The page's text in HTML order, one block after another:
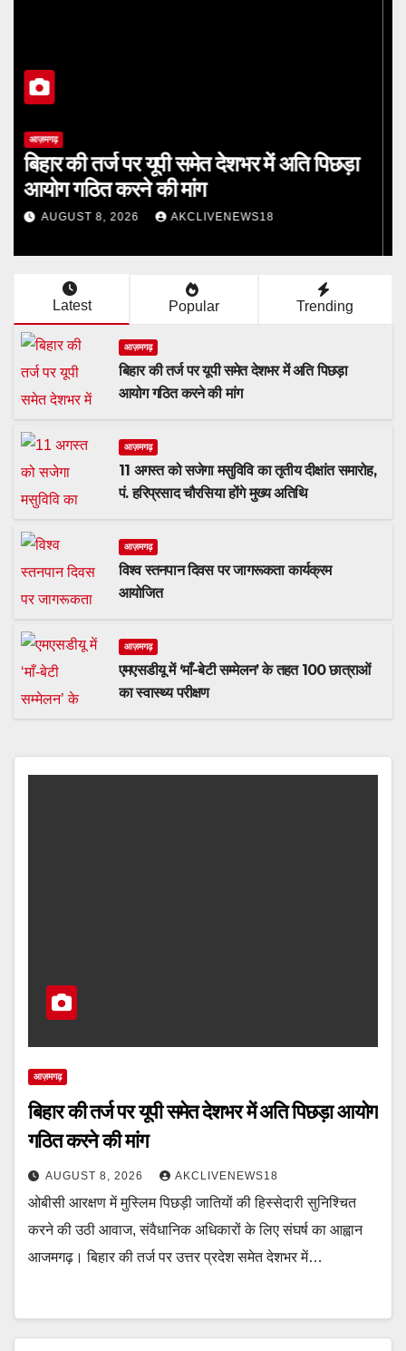
आज़मगढ़
बिहार की तर्ज पर यूपी समेत देशभर में अति पिछड़ा
आयोग गठित करने की मांग
AUGUST 8, 2026 AKCLIVENEWS18
Latest Popular Trending
आज़मगढ़
बिहार की तर्ज पर यूपी समेत देशभर में अति पिछड़ा
आयोग गठित करने की मांग
आज़मगढ़
11 अगस्त को सजेगा मसुविवि का तृतीय दीक्षांत समारोह,
पं. हरिप्रसाद चौरसिया होंगे मुख्य अतिथि
आज़मगढ़
विश्व स्तनपान दिवस पर जागरूकता कार्यक्रम
आयोजित
आज़मगढ़
एमएसडीयू में ‘माँ-बेटी सम्मेलन’ के तहत 100 छात्राओं
का स्वास्थ्य परीक्षण
आज़मगढ़
बिहार की तर्ज पर यूपी समेत देशभर में अति पिछड़ा आयोग
गठित करने की मांग
AUGUST 8, 2026 AKCLIVENEWS18
ओबीसी आरक्षण में मुस्लिम पिछड़ी जातियों की हिस्सेदारी सुनिश्चित
करने की उठी आवाज, संवैधानिक अधिकारों के लिए संघर्ष का आह्वान
आजमगढ़। बिहार की तर्ज पर उत्तर प्रदेश समेत देशभर में…